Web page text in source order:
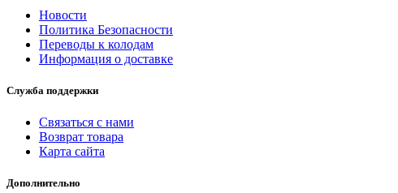
Новости
Политика Безопасности
Переводы к колодам
Информация о доставке
Служба поддержки
Связаться с нами
Возврат товара
Карта сайта
Дополнительно